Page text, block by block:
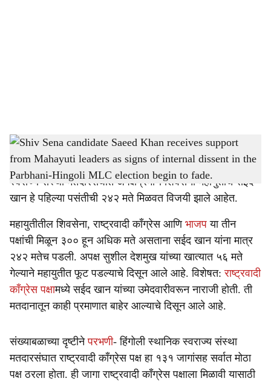
h
a
r
e
Shiv Sena candidate Saeed Khan- Sarkarnama
Parbhani Hingoli MLC Election:परभणी हिंगोली स्थानिक
स्वराज्य संस्था मतदारसंघात अपेक्षेप्रमाणे शिवसेना महायुतीचे सईद
खान हे पहिल्या पसंतीची २४२ मते मिळवत विजयी झाले आहेत.
महायुतीतील शिवसेना, राष्ट्रवादी काँग्रेस आणि भाजपया तीन
पक्षांची मिळून ३०० हून अधिक मते असताना सईद खान यांना मात्र
२४२ मतेच पडली. अपक्ष सुशील देशमुख यांच्या खात्यात ५६ मते
गेल्याने महायुतीत फूट पडल्याचे दिसून आले आहे. विशेषत:राष्ट्रवादी
काँग्रेस पक्षामध्ये सईद खान यांच्या उमेदवारीवरून नाराजी होती. ती
मतदानातून काही प्रमाणात बाहेर आल्याचे दिसून आले आहे.
संख्याबळाच्या दृष्टीनेपरभणी- हिंगोली स्थानिक स्वराज्य संस्था
मतदारसंघात राष्ट्रवादी काँग्रेस पक्ष हा १३१ जागांसह सर्वात मोठा
पक्ष ठरला होता. ही जागा राष्ट्रवादी काँग्रेस पक्षाला मिळावी यासाठी